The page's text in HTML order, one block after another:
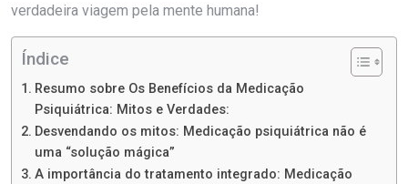
verdadeira viagem pela mente humana!
Índice
Resumo sobre Os Benefícios da Medicação
Psiquiátrica: Mitos e Verdades:
Desvendando os mitos: Medicação psiquiátrica não é
uma “solução mágica”
A importância do tratamento integrado: Medicação